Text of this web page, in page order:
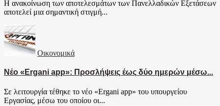
Η ανακοίνωση των αποτελεσμάτων των Πανελλαδικών Εξετάσεων
αποτελεί μια σημαντική στιγμή...
Οικονομικά
Νέο «Ergani app»: Προσλήψεις έως δύο ημερών μέσω...
Σε λειτουργία τέθηκε το νέο «Ergani app» του υπουργείου
Εργασίας, μέσω του οποίου οι...